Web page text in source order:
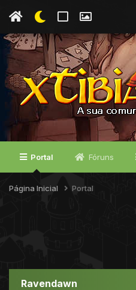
Portal Fóruns
Página Inicial Portal
Ravendawn